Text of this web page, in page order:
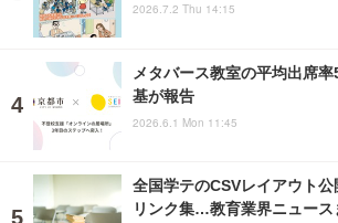
2026.7.2 Thu 14:15
メタバース教室の平均出席
基が報告
2026.6.1 Mon 11:45
全国学テのCSVレイアウト
リンク集…教育業界ニュース